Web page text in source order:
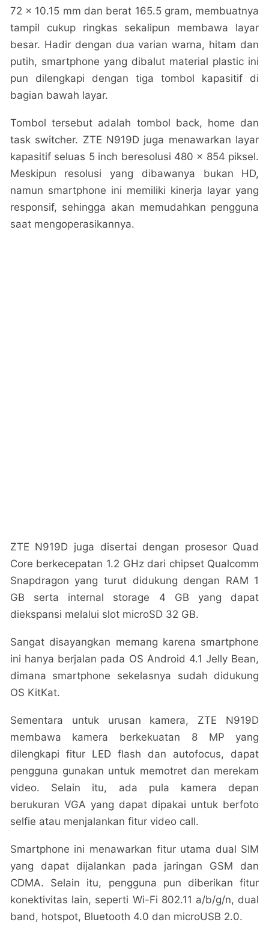
72 x 10.15 mm dan berat 165.5 gram, membuatnya
tampil cukup ringkas sekalipun membawa layar
besar. Hadir dengan dua varian warna, hitam dan
putih, smartphone yang dibalut material plastic ini
pun dilengkapi dengan tiga tombol kapasitif di
bagian bawah layar.
Tombol tersebut adalah tombol back, home dan
task switcher. ZTE N919D juga menawarkan layar
kapasitif seluas 5 inch beresolusi 480 x 854 piksel.
Meskipun resolusi yang dibawanya bukan HD,
namun smartphone ini memiliki kinerja layar yang
responsif, sehingga akan memudahkan pengguna
saat mengoperasikannya.
ZTE N919D juga disertai dengan prosesor Quad
Core berkecepatan 1.2 GHz dari chipset Qualcomm
Snapdragon yang turut didukung dengan RAM 1
GB serta internal storage 4 GB yang dapat
diekspansi melalui slot microSD 32 GB.
Sangat disayangkan memang karena smartphone
ini hanya berjalan pada OS Android 4.1 Jelly Bean,
dimana smartphone sekelasnya sudah didukung
OS KitKat.
Sementara untuk urusan kamera, ZTE N919D
membawa kamera berkekuatan 8 MP yang
dilengkapi fitur LED flash dan autofocus, dapat
pengguna gunakan untuk memotret dan merekam
video. Selain itu, ada pula kamera depan
berukuran VGA yang dapat dipakai untuk berfoto
selfie atau menjalankan fitur video call.
Smartphone ini menawarkan fitur utama dual SIM
yang dapat dijalankan pada jaringan GSM dan
CDMA. Selain itu, pengguna pun diberikan fitur
konektivitas lain, seperti Wi-Fi 802.11 a/b/g/n, dual
band, hotspot, Bluetooth 4.0 dan microUSB 2.0.